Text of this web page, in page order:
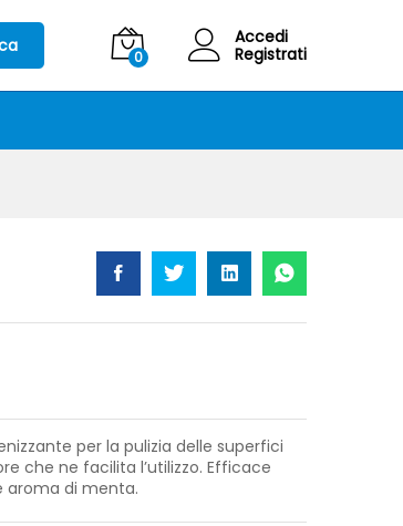
0
Accedi
Registrati
per la pulizia delle superfici
che ne facilita l’utilizzo. Efficace
aroma di menta.